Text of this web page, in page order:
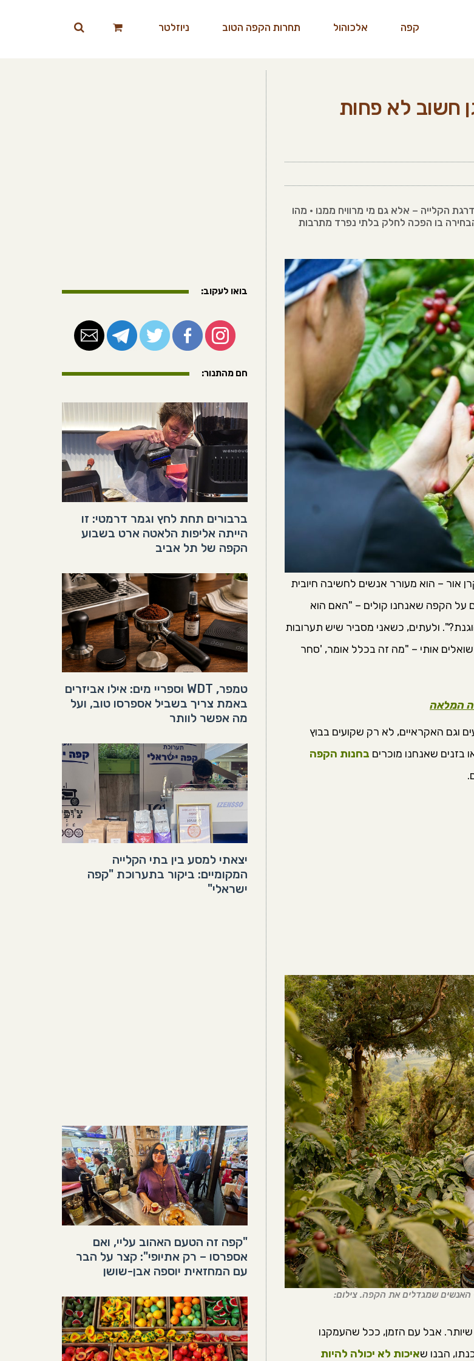
קפה אלכוהול תחרות הקפה הטוב ניוזלטר
חשוב לא פחות
הקלייה – אלא גם מי מרוויח ממנו • מהו
בו הפכה לחלק בלתי נפרד מתרבות
אור – הוא מעורר אנשים לחשיבה חיובית
על הקפה שאנחנו קולים – "האם הוא
ולעתים, כשאני מסביר שיש תערובות
אותי – "מה זה בכלל אומר, 'סחר
המלאה
וגם האקראיים, לא רק שקועים בבוץ
בזנים שאנחנו מוכרים בחנות הקפה
האנשים שמגדלים את הקפה. צילום:
שיותר. אבל עם הזמן, ככל שהעמקנו
הבנו שאיכות לא יכולה להיות
בואו לעקוב:
חם מהתנור:
ברבורים תחת לחץ וגמר דרמטי: זו
הייתה אליפות הלאטה ארט בשבוע
הקפה של תל אביב
טמפר, WDT וספריי מים: אילו אביזרים
באמת צריך בשביל אספרסו טוב, ועל
מה אפשר לוותר
יצאתי למסע בין בתי הקלייה
המקומיים: ביקור בתערוכת "קפה
ישראלי"
"קפה זה הטעם האהוב עליי, ואם
אספרסו – רק אתיופי": קצר על הבר
עם המחזאית יוספה אבן-שושן